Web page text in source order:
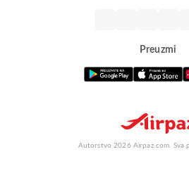
Preuzmi
Autorstvo 2026 Airpaz.com. Sva